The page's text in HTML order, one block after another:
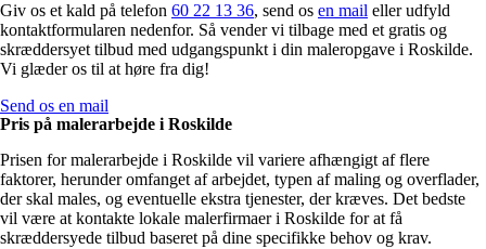
Giv os et kald på telefon 60 22 13 36, send os en mail eller udfyld
kontaktformularen nedenfor. Så vender vi tilbage med et gratis og
skræddersyet tilbud med udgangspunkt i din maleropgave i Roskilde.
Vi glæder os til at høre fra dig!
Send os en mail
Pris på malerarbejde i Roskilde
Prisen for malerarbejde i Roskilde vil variere afhængigt af flere
faktorer, herunder omfanget af arbejdet, typen af ​​maling og overflader,
der skal males, og eventuelle ekstra tjenester, der kræves. Det bedste
vil være at kontakte lokale malerfirmaer i Roskilde for at få
skræddersyede tilbud baseret på dine specifikke behov og krav.